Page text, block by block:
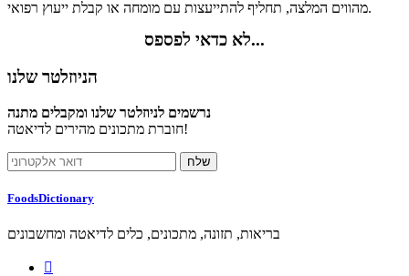
מהווים המלצה, תחליף להתייעצות עם מומחה או קבלת ייעוץ רפואי.
לא כדאי לפספס...
הניוזלטר שלנו
נרשמים לניוזלטר שלנו ומקבלים מתנה
חוברת מתכונים מהירים לדיאטה!
FoodsDictionary
בריאות, תזונה, מתכונים, כלים לדיאטה ומחשבונים
